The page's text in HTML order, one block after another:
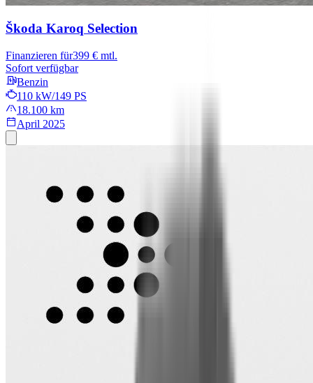
Škoda Karoq Selection
Finanzieren für399 € mtl.
Sofort verfügbar
Benzin
110 kW/149 PS
18.100 km
April 2025